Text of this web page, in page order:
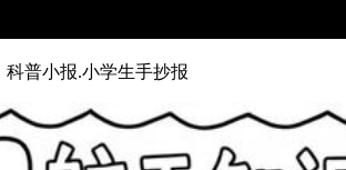
科普小报.小学生手抄报